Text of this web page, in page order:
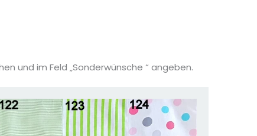
und im Feld „Sonderwünsche “ angeben.